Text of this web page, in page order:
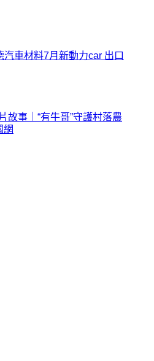
車材料7月新動力car 出口
故事｜“有牛哥”守護村落農
網